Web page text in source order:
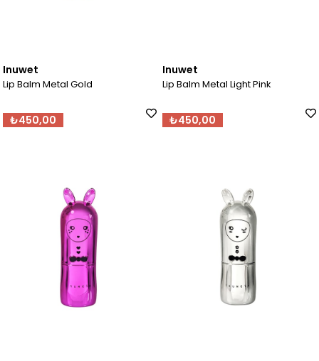
Inuwet
Lip Balm Metal Gold
₺450,00
Inuwet
Lip Balm Metal Light Pink
₺450,00